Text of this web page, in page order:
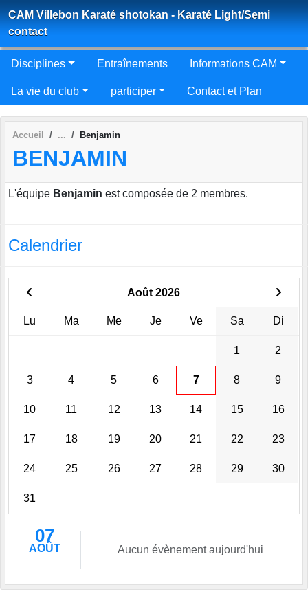
CAM Villebon Karaté shotokan - Karaté Light/Semi
contact
Disciplines Entraînements Informations CAM
La vie du club participer Contact et Plan
Accueil Benjamin
BENJAMIN
L'équipe Benjamin est composée de 2 membres.
Calendrier
Août 2026
Lu Ma Me Je Ve Sa Di
1 2
3 4 5 6 7 8 9
10 11 12 13 14 15 16
17 18 19 20 21 22 23
24 25 26 27 28 29 30
31
07
AOÛT Aucun évènement aujourd'hui
Panneau de gestion des cookies